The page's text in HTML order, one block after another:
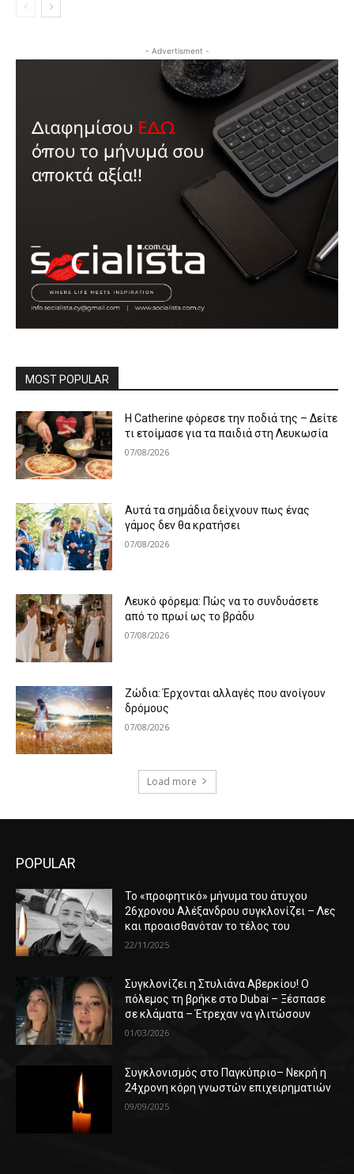
- Advertisment -
MOST POPULAR
Η Catherine φόρεσε την ποδιά της – Δείτε
τι ετοίμασε για τα παιδιά στη Λευκωσία
07/08/2026
Αυτά τα σημάδια δείχνουν πως ένας
γάμος δεν θα κρατήσει
07/08/2026
Λευκό φόρεμα: Πώς να το συνδυάσετε
από το πρωί ως το βράδυ
07/08/2026
Ζώδια: Έρχονται αλλαγές που ανοίγουν
δρόμους
07/08/2026
Load more
POPULAR
Το «προφητικό» μήνυμα του άτυχου
26χρονου Αλέξανδρου συγκλονίζει – Λες
και προαισθανόταν το τέλος του
22/11/2025
Συγκλονίζει η Στυλιάνα Αβερκίου! Ο
πόλεμος τη βρήκε στο Dubai – Ξέσπασε
σε κλάματα – Έτρεχαν να γλιτώσουν
01/03/2026
Συγκλονισμός στο Παγκύπριο– Νεκρή η
24χρονη κόρη γνωστών επιχειρηματιών
09/09/2025